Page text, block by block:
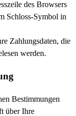
des Browsers
Schloss-Symbol in
Zahlungsdaten, die
werden.
Bestimmungen
über Ihre